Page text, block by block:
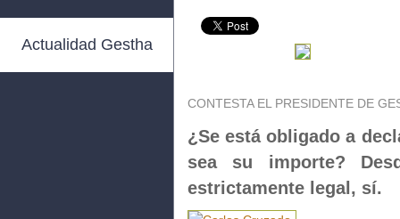
Actualidad Gestha
CONTESTA EL PRESIDENTE DE
¿Se está obligado a
sea su importe?
estrictamente legal, sí.